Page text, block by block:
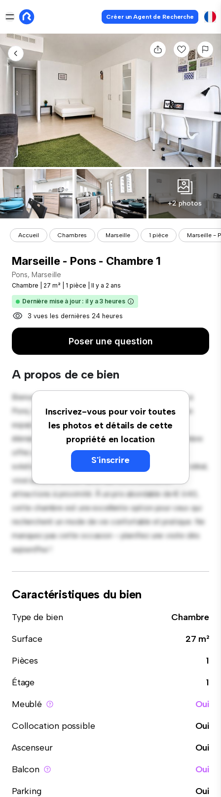
Créer un Agent de Recherche
+2 photos
Accueil Chambres Marseille 1 pièce Marseille -
Marseille - Pons - Chambre 1
Pons, Marseille
Chambre 27 m² 1 pièce Il y a 2 ans
Dernière mise à jour : il y a 3 heures
3 vues les dernières 24 heures
Poser une question
A propos de ce bien
Inscrivez-vous pour voir toutes
les photos et détails de cette
propriété en location
S'inscrire
Bienvenue dans votre nouvelle retraite confortable à
Pons, Marseille ! Cette chambre confortable offre un
espace de vie paisible et privé. Meublée avec les
éléments essentiels pour votre confort, cette chambre
offre un lit confortable, un espace de travail et des
solutions de rangement. Grâce à son emplacement idéal,
vous aurez un accès facile aux commodités et
attractions à proximité. À un prix abordable de € 640,
cette chambre est une excellente option pour ceux qui
recherchent un mode de vie confortable et pratique. Ne
manquez pas cette occasion – planifiez une visite dès
aujourd'hui !
Caractéristiques du bien
Type de bien
Chambre
Surface
27 m²
Pièces
1
Étage
1
Meublé
Oui
Collocation possible
Oui
Ascenseur
Oui
Balcon
Oui
Parking
Oui